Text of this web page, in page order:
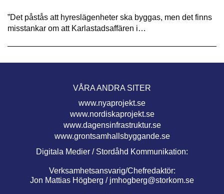
”Det påstås att hyreslägenheter ska byggas, men det finns
misstankar om att Karlastadsaffären i…
VÅRA ANDRA SITER
www.nyaprojekt.se
www.nordiskaprojekt.se
www.dagensinfrastruktur.se
www.grontsamhallsbyggande.se
Digitala Medier / Stordåhd Kommunikation:
Verksamhetsansvarig/Chefredaktör:
Jon Mattias Högberg / jmhogberg@storkom.se